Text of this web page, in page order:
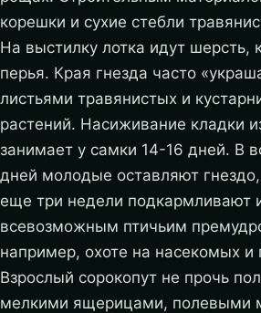
корешки и сухие стебли
На выстилку лотка идут шерсть,
перья. Края гнезда часто
листьями травянистых и
растений. Насиживание кладки
занимает у самки 14-16 дней. В
дней молодые оставляют
еще три недели подкармливают
всевозможным птичьим
например, охоте на насекомых и
Взрослый сорокопут не прочь
мелкими ящерицами, полевыми